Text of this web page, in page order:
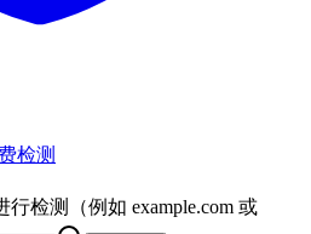
检测
检测（例如 example.com 或